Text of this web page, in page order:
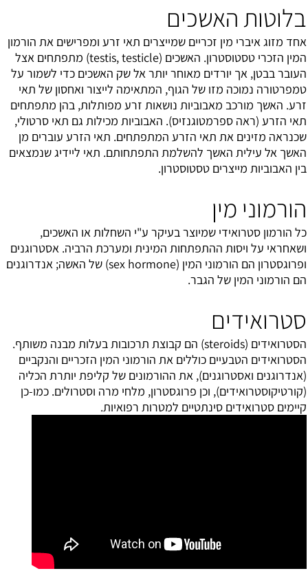
בלוטות האשכים
אחד מזוג איברי מין זכריים שמייצרים תאי זרע ומפרישים את הורמון
המין הזכרי טסטוסטרון. האשכים (testis, testicle) מתפתחים אצל
העובר בבטן, אך יורדים מאוחר יותר אל שק האשכים כדי לשמור על
טמפרטורה נמוכה מזו של הגוף, המתאימה לייצור ואחסון של תאי
זרע. האשך מורכב מאבוביות נושאות זרע מפותלות, בהן מתפתחים
תאי הזרע (ראה ספרמטוגנזיס). האבוביות מכילות גם תאי סרטולי,
שכנראה מזינים את תאי הזרע המתפתחים. תאי הזרע עוברים מן
האשך אל עילית האשך להשלמת התפתחותם. תאי ליידיג שנמצאים
בין האבוביות מייצרים טסטוסטרון.
הורמוני מין
כל הורמון סטרואידי שמיוצר בעיקר ע"י השחלות או האשכים,
ושאחראי על ויסות ההתפתחות המינית ומערכת הרביה. אסטרוגנים
ופרוגסטרון הם הורמוני המין (sex hormone) של האשה; אנדרוגנים
הם הורמוני המין של הגבר.
סטרואידים
הסטרואידים (steroids) הם קבוצת תרכובות בעלות מבנה משותף.
הסטרואידים הטבעיים כוללים את הורמוני המין הזכריים והנקביים
(אנדרוגנים ואסטרוגנים), את ההורמונים של קליפת יותרת הכליה
(קורטיקוסטרואידים), וכן פרוגסטרון, מלחי מרה וסטרולים. כמו-כן
קיימים סטרואידים סינתטיים למטרות רפואיות.